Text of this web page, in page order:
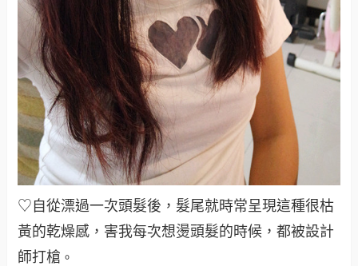
♡自從漂過一次頭髮後，髮尾就時常呈現這種很枯
黃的乾燥感，害我每次想燙頭髮的時候，都被設計
師打槍 。